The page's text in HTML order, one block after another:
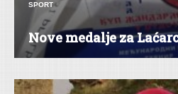
SPORT
Nove medalje za